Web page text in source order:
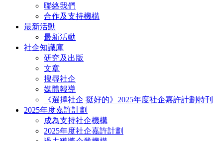
聯絡我們
合作及支持機構
最新活動
最新活動
社企知識庫
研究及出版
文章
搜尋社企
媒體報導
《選擇社企 挺好的》2025年度社企嘉許計劃特刊
2025年度嘉許計劃
成為支持社企機構
2025年度社企嘉許計劃